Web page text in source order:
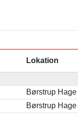
Lokation
Børstrup Hage
Børstrup Hage